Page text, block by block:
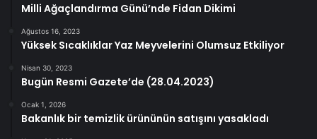
Milli Ağaçlandırma Günü’nde Fidan Dikimi
Ağustos 16, 2023
Yüksek Sıcaklıklar Yaz Meyvelerini Olumsuz Etkiliyor
Nisan 30, 2023
Bugün Resmi Gazete’de (28.04.2023)
Ocak 1, 2026
Bakanlık bir temizlik ürününün satışını yasakladı